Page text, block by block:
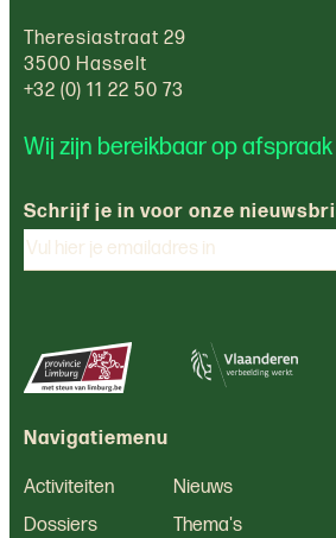
Theresiastraat 29
3500 Hasselt
+32 (0) 11 22 50 73
Wij zijn bereikbaar op afspraak
Schrijf je in voor onze
Navigatiemenu
Activiteiten
Nieuws
Dossiers
Thema's